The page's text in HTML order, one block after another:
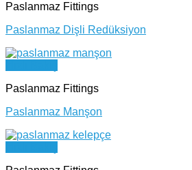
Paslanmaz Fittings
Paslanmaz Dişli Redüksiyon
Paslanmaz Fittings
Paslanmaz Manşon